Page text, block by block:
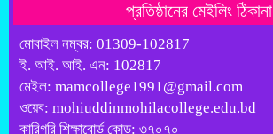
প্রতিষ্ঠানের মেইলিং ঠিকানা
মোবাইল নম্বর: 01309-102817
ই. আই. আই. এন: 102817
মেইল: mamcollege1991@gmail.com
ওয়েব: mohiuddinmohilacollege.edu.bd
কারিগরি শিক্ষাবোর্ড কোড: ৩৭০৭০